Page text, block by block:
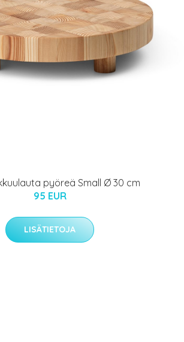
pyöreä Small Ø 30 cm
95 EUR
LISÄTIETOJA